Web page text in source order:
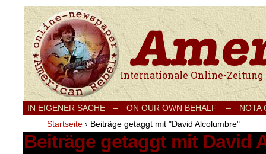
Internationale Onlinezeitung für Frieden,
IN EIGENER SACHE – ON OUR OWN BEHALF –
NOTA
Startseite › Beiträge getaggt mit "David Alcolumbre"
Beiträge getaggt mit David